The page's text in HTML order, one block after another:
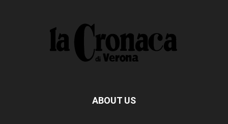
ABOUT US